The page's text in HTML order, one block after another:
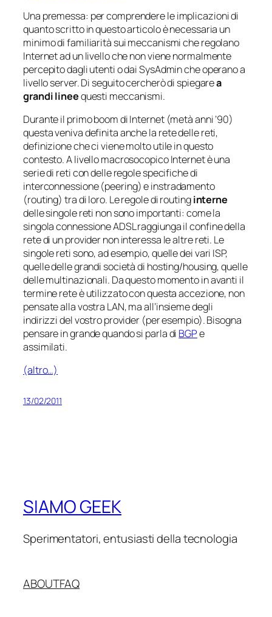
Una premessa: per comprendere le implicazioni di
quanto scritto in questo articolo è necessaria un
minimo di familiarità sui meccanismi che regolano
Internet ad un livello che non viene normalmente
percepito dagli utenti o dai SysAdmin che operano a
livello server. Di seguito cercherò di spiegarea
grandi lineequesti meccanismi.
Durante il primo boom di Internet (metà anni ’90)
questa veniva definita anchela rete delle reti,
definizione che ci viene molto utile in questo
contesto. A livello macrosocopico Internet è una
serie di reti con delle regole specifiche di
interconnessione (peering) e instradamento
(routing) tra di loro. Le regole di routinginterne
delle singole reti non sono importanti: come la
singola connessione ADSL raggiunga il confine della
rete di un provider non interessa le altre reti. Le
singole reti sono, ad esempio, quelle dei vari ISP,
quelle delle grandi società di hosting/housing, quelle
delle multinazionali. Da questo momento in avanti il
termine rete è utilizzato con questa accezione, non
pensate alla vostra LAN, ma all’insieme degli
indirizzi del vostro provider (per esempio). Bisogna
pensare in grande quando si parla di BGPe
assimilati.
(altro…)
13/02/2011
SIAMO GEEK
Sperimentatori, entusiasti della tecnologia
ABOUTFAQ